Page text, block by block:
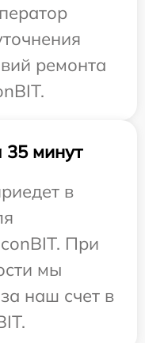
ремонта
35 минут
в
При
мы
наш счет в